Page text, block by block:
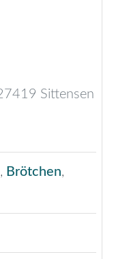
Sittensen
, Brötchen,